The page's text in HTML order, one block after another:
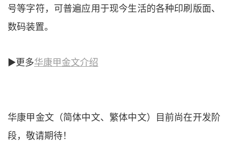
号等字符，可普遍应用于现今生活的各种印刷版面、
数码装置。
►更多华康甲金文介绍
华康甲金文（简体中文、繁体中文）目前尚在开发阶
段，敬请期待！